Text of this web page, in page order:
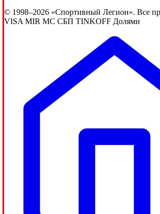
© 1998–2026 «Спортивный Легион». Все
VISA MIR MC СБП TINKOFF Долями